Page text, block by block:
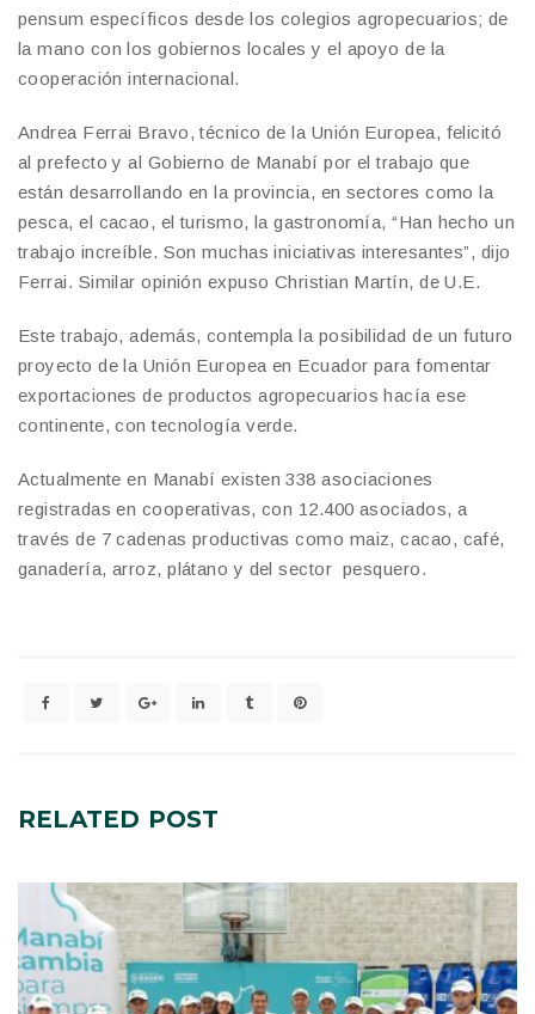
pensum específicos desde los colegios agropecuarios; de
la mano con los gobiernos locales y el apoyo de la
cooperación internacional.
Andrea Ferrai Bravo, técnico de la Unión Europea, felicitó
al prefecto y al Gobierno de Manabí por el trabajo que
están desarrollando en la provincia, en sectores como la
pesca, el cacao, el turismo, la gastronomía, “Han hecho un
trabajo increíble. Son muchas iniciativas interesantes”, dijo
Ferrai. Similar opinión expuso Christian Martín, de U.E.
Este trabajo, además, contempla la posibilidad de un futuro
proyecto de la Unión Europea en Ecuador para fomentar
exportaciones de productos agropecuarios hacía ese
continente, con tecnología verde.
Actualmente en Manabí existen 338 asociaciones
registradas en cooperativas, con 12.400 asociados, a
través de 7 cadenas productivas como maiz, cacao, café,
ganadería, arroz, plátano y del sector pesquero.
RELATED POST